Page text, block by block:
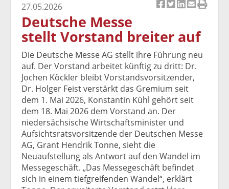
k
el
a
uf
F
ac
e
b
o
o
k
te
il
e
k
t
wi
tt
er
n
k
a
uf
Li
n
k
di
n
te
il
e
n
k
p
er
E
m
ai
er
se
n
d
e
k
D
27.05.2026
Deutsche Messe
stellt Vorstand breiter auf
Die Deutsche Messe AG stellt ihre Führung neu
auf. Der Vorstand arbeitet künftig zu dritt: Dr.
Jochen Köckler bleibt Vorstandsvorsitzender,
Dr. Holger Feist verstärkt das Gremium seit
dem 1. Mai 2026, Konstantin Kühl gehört seit
dem 18. Mai 2026 dem Vorstand an. Der
niedersächsische Wirtschaftsminister und
Aufsichtsratsvorsitzende der Deutschen Messe
AG, Grant Hendrik Tonne, sieht die
Neuaufstellung als Antwort auf den Wandel im
Messegeschäft. „Das Messegeschäft befindet
sich in einem tiefgreifenden Wandel“, erklärt